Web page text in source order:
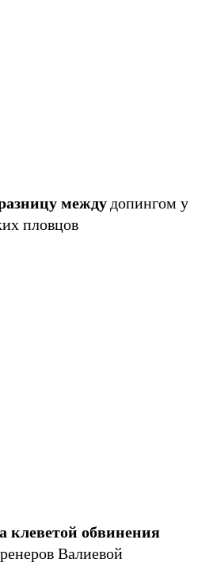
между допингом у
пловцов
клеветой обвинения
Валиевой